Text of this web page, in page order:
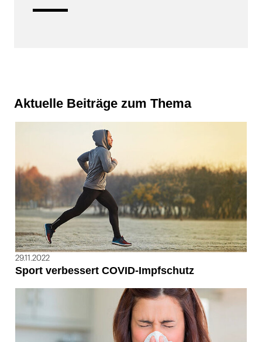
Aktuelle Beiträge zum Thema
29.11.2022
Sport verbessert COVID-Impfschutz